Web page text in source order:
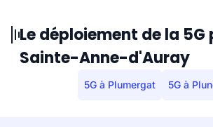
Le déploiement de la 5G
Sainte-Anne-d'Auray
5G à Plumergat 5G à